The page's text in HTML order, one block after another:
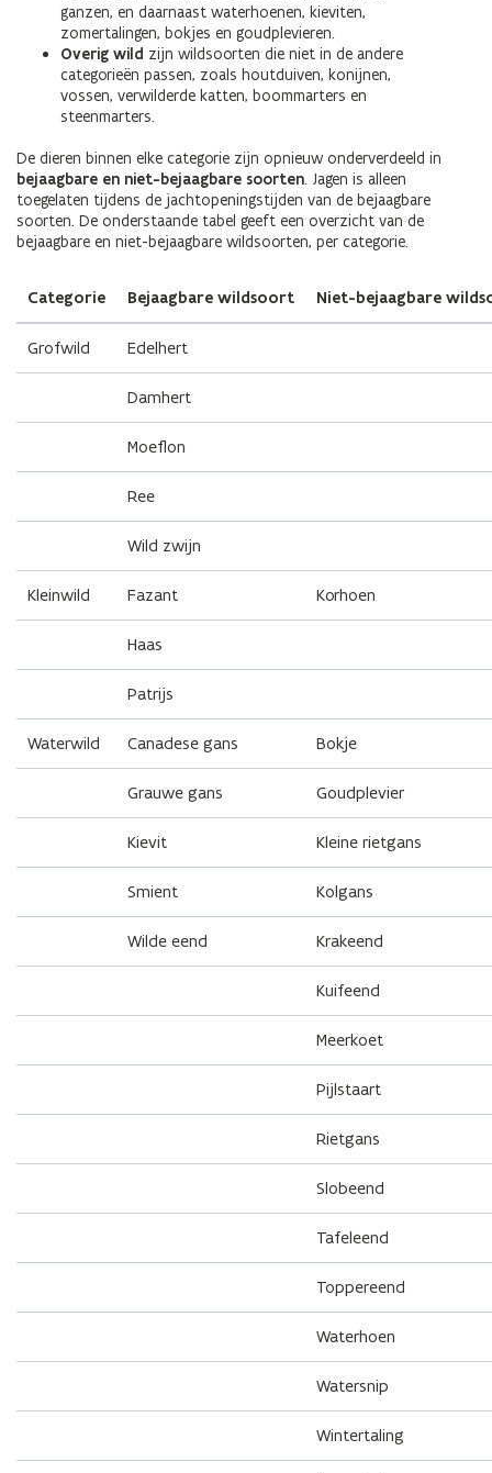
ganzen, en daarnaast waterhoenen, kieviten,
zomertalingen, bokjes en goudplevieren.
Overig wild zijn wildsoorten die niet in de andere
categorieën passen, zoals houtduiven, konijnen,
vossen, verwilderde katten, boommarters en
steenmarters.
De dieren binnen elke categorie zijn opnieuw onderverdeeld in
bejaagbare en niet-bejaagbare soorten. Jagen is alleen
toegelaten tijdens de jachtopeningstijden van de bejaagbare
soorten. De onderstaande tabel geeft een overzicht van de
bejaagbare en niet-bejaagbare wildsoorten, per categorie.
Categorie Bejaagbare wildsoort Niet-bejaagbare
Grofwild Edelhert
Damhert
Moeflon
Ree
Wild zwijn
Kleinwild Fazant Korhoen
Haas
Patrijs
Waterwild Canadese gans Bokje
Grauwe gans Goudplevier
Kievit Kleine rietgans
Smient Kolgans
Wilde eend Krakeend
Kuifeend
Meerkoet
Pijlstaart
Rietgans
Slobeend
Tafeleend
Toppereend
Waterhoen
Watersnip
Wintertaling